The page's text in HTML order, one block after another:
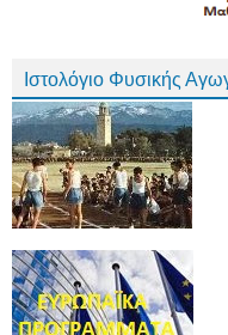
Ιστολόγιο Φυσικής